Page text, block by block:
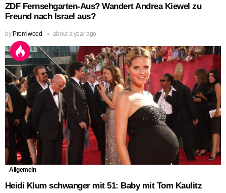
ZDF Fernsehgarten-Aus? Wandert Andrea Kiewel zu
Freund nach Israel aus?
by Promiwood about a year ago
Allgemein
Heidi Klum schwanger mit 51: Baby mit Tom Kaulitz